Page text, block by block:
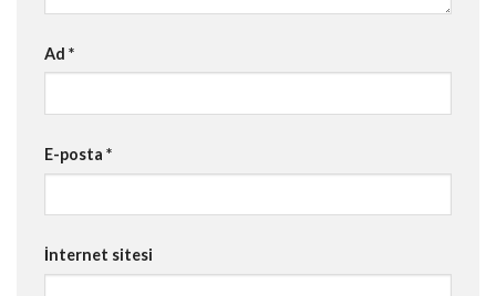
Ad *
E-posta *
İnternet sitesi